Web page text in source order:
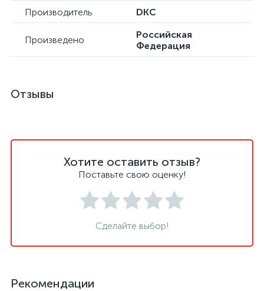
Производитель DKC
Произведено
Российская
Федерация
Отзывы
Хотите оставить отзыв?
Поставьте свою оценку!
Сделайте выбор!
Рекомендации